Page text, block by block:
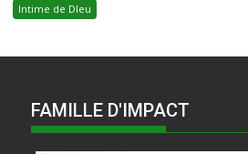
Intime de DIeu
FAMILLE D'IMPACT